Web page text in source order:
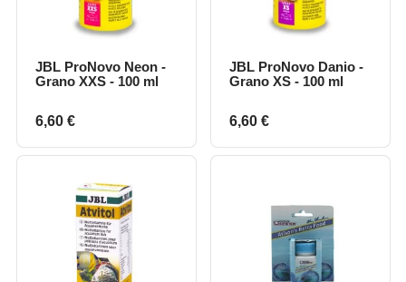
JBL ProNovo Neon -
Grano XXS - 100 ml
Prix
6,60 €
JBL ProNovo Danio -
Grano XS - 100 ml
Prix
6,60 €